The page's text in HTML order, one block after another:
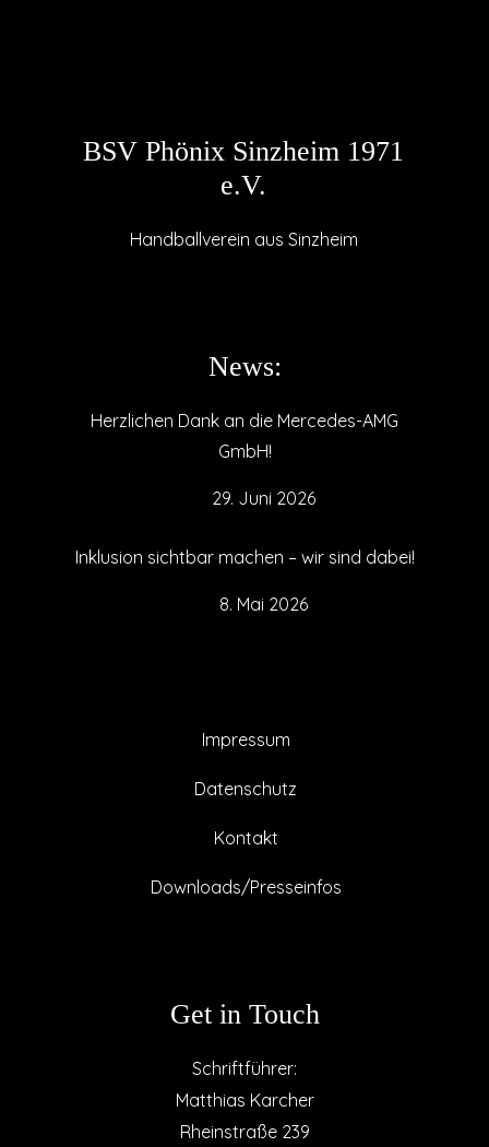
BSV Phönix Sinzheim 1971
e.V.
Handballverein aus Sinzheim
News:
Herzlichen Dank an die Mercedes-AMG
GmbH!
29. Juni 2026
Inklusion sichtbar machen – wir sind dabei!
8. Mai 2026
Impressum
Datenschutz
Kontakt
Downloads/Presseinfos
Get in Touch
Schriftführer:
Matthias Karcher
Rheinstraße 239